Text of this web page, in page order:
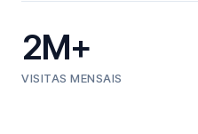
2M+
VISITAS MENSAIS